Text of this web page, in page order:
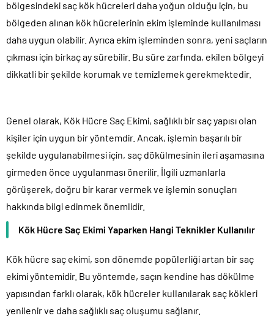
bölgesindeki saç kök hücreleri daha yoğun olduğu için, bu
bölgeden alınan kök hücrelerinin ekim işleminde kullanılması
daha uygun olabilir. Ayrıca ekim işleminden sonra, yeni saçların
çıkması için birkaç ay sürebilir. Bu süre zarfında, ekilen bölgeyi
dikkatli bir şekilde korumak ve temizlemek gerekmektedir.
Genel olarak, Kök Hücre Saç Ekimi, sağlıklı bir saç yapısı olan
kişiler için uygun bir yöntemdir. Ancak, işlemin başarılı bir
şekilde uygulanabilmesi için, saç dökülmesinin ileri aşamasına
girmeden önce uygulanması önerilir. İlgili uzmanlarla
görüşerek, doğru bir karar vermek ve işlemin sonuçları
hakkında bilgi edinmek önemlidir.
Kök Hücre Saç Ekimi Yaparken Hangi Teknikler Kullanılır
Kök hücre saç ekimi, son dönemde popülerliği artan bir saç
ekimi yöntemidir. Bu yöntemde, saçın kendine has dökülme
yapısından farklı olarak, kök hücreler kullanılarak saç kökleri
yenilenir ve daha sağlıklı saç oluşumu sağlanır.